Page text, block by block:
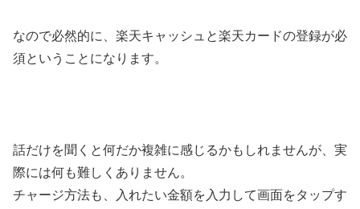
なので必然的に、楽天キャッシュと楽天カードの登録が必
須ということになります。
話だけを聞くと何だか複雑に感じるかもしれませんが、実
際には何も難しくありません。
チャージ方法も、入れたい金額を入力して画面をタップす